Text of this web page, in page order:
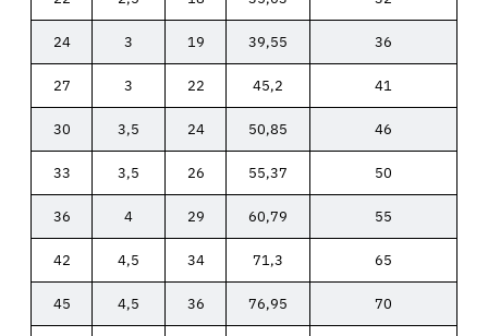
24 3 19 39,55 36
27 3 22 45,2 41
30 3,5 24 50,85 46
33 3,5 26 55,37 50
36 4 29 60,79 55
42 4,5 34 71,3 65
45 4,5 36 76,95 70